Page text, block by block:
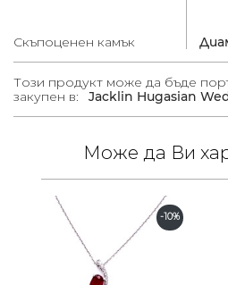
Скъпоценен камък
Този продукт може да бъде
закупен в:
Jacklin Hugasian
Може да Ви
-10%